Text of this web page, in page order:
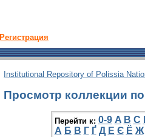
Регистрация
Institutional Repository of Polissia
Просмотр коллекции
Перейти к: 0-9 A B C
А Б В Г Ґ Д Е Є Ё Ж